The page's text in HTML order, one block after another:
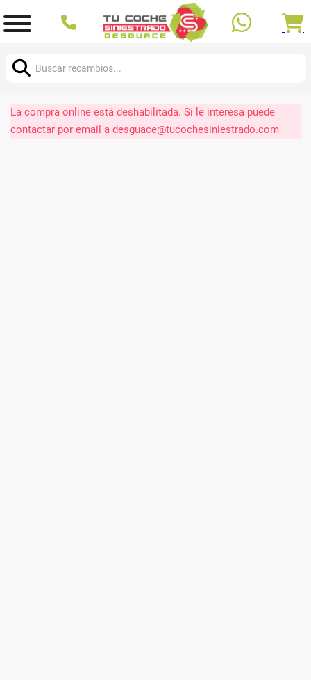
La compra online está deshabilitada. Si le interesa puede
contactar por email a desguace@tucochesiniestrado.com